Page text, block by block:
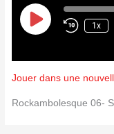
Play
Episode
1x
Jouer dans une
Rockambolesque 06-